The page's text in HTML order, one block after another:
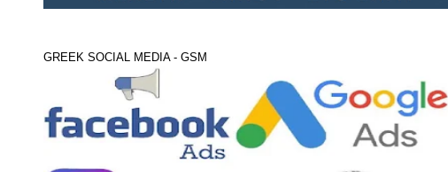
GREEK SOCIAL MEDIA - GSM